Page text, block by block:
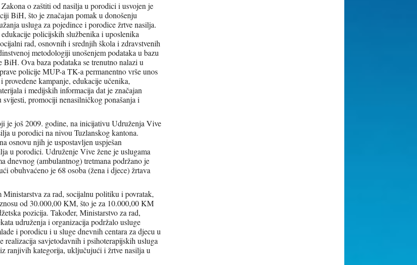
o zaštiti od nasilja u porodici i usvojen je
BiH, što je značajan pomak u donošenju
usluga za pojedince i porodice žrtve nasilja.
policijskih službenika i uposlenika
rad, osnovnih i srednjih škola i zdravstvenih
metodologiji unošenjem podataka u bazu
Ova baza podataka se trenutno nalazi u
policije MUP-a TK-a permanentno vrše unos
kampanje, edukacije učenika,
i medijskih informacija dat je značajan
promociji nenasilničkog ponašanja i
je još 2009. godine, na inicijativu Udruženja Vive
u porodici na nivou Tuzlanskog kantona.
osnovu njih je uspostavljen uspješan
u porodici. Udruženje Vive žene je uslugama
dnevnog (ambulantnog) tretmana podržano je
obuhvaćeno je 68 osoba (žena i djece) žrtava
za rad, socijalnu politiku i povratak,
od 30.000,00 KM, što je za 10.000,00 KM
pozicija. Također, Ministarstvo za rad,
udruženja i organizacija podržalo usluge
i porodicu i u sluge dnevnih centara za djecu u
savjetodavnih i psihoterapijskih usluga
ranjivih kategorija, uključujući i žrtve nasilja u